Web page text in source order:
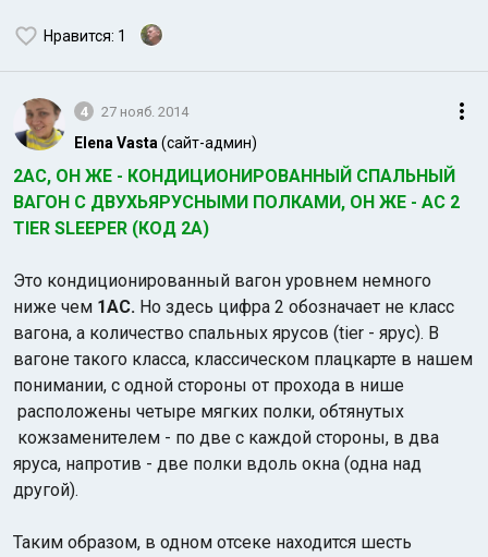
Нравится: 1
4 27 нояб. 2014
Elena Vasta (сайт-админ)
2AС, ОН ЖЕ - КОНДИЦИОНИРОВАННЫЙ СПАЛЬНЫЙ
ВАГОН С ДВУХЬЯРУСНЫМИ ПОЛКАМИ, ОН ЖЕ - AC 2
TIER SLEEPER (КОД 2А)
Это кондиционированный вагон уровнем немного
ниже чем 1АС. Но здесь цифра 2 обозначает не класс
вагона, а количество спальных ярусов (tier - ярус). В
вагоне такого класса, классическом плацкарте в нашем
понимании, c одной стороны от прохода в нише
расположены четыре мягких полки, обтянутых
кожзаменителем - по две с каждой стороны, в два
яруса, напротив - две полки вдоль окна (одна над
другой).
Таким образом, в одном отсеке находится шесть